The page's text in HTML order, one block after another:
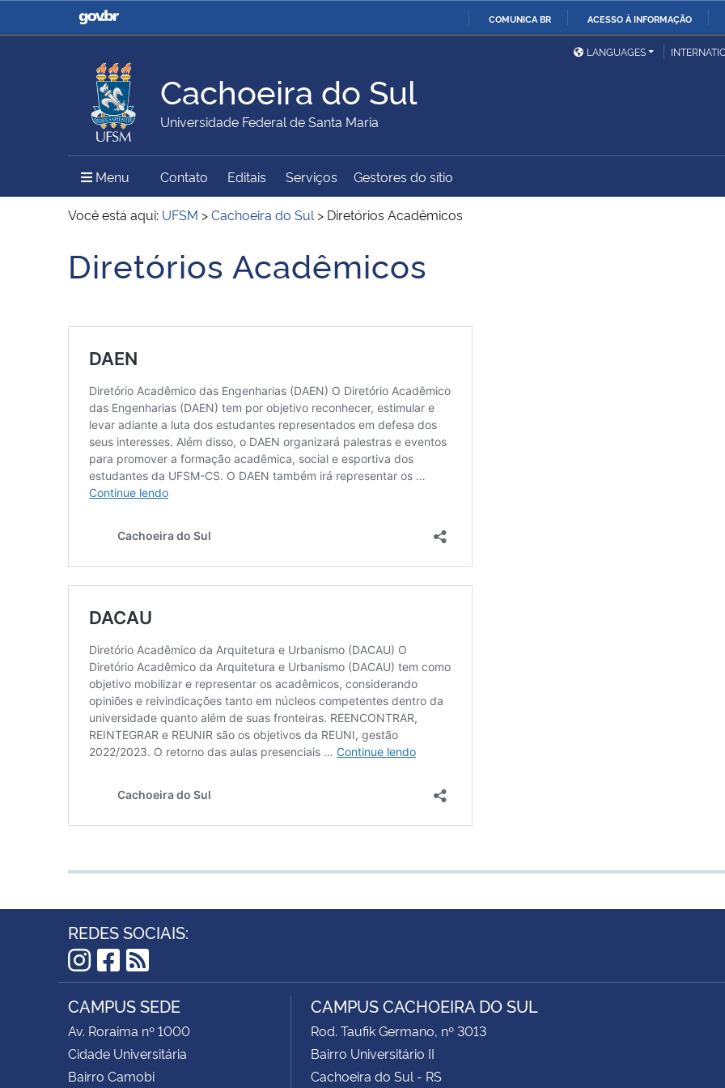
COMUNICA BR ACESSO À INFORMAÇÃO
Casa Civil
Ministério da Justiça e
Ministério da Defesa
Ministério das Relações
Exteriores
Ministério da Agricultura,
Pecuária e Abastecimento
Ministério da Educação Ministério da Cidadania
Ministério do Meio Ambiente Ministério do Turismo
Ministério do
Desenvolvimento Regional
Secretaria de Governo
Gabinete de Segurança
Advocacia-Geral da União
LANGUAGES
Cachoeira do Sul
Universidade Federal de Santa Maria
Menu Menu Principal do Sítio
Contato Editais Serviços Gestores do sítio
Você está aqui: UFSM >Cachoeira do Sul > Diretórios Acadêmicos
Início do conteúdo
Diretórios Acadêmicos
REDES SOCIAIS:
Instagram
Facebook
RSS
CAMPUS SEDE
Av. Roraima nº 1000
Cidade Universitária
Bairro Camobi
CAMPUS CACHOEIRA DO SUL
Rod. Taufik Germano, nº 3013
Bairro Universitário II
Cachoeira do Sul - RS